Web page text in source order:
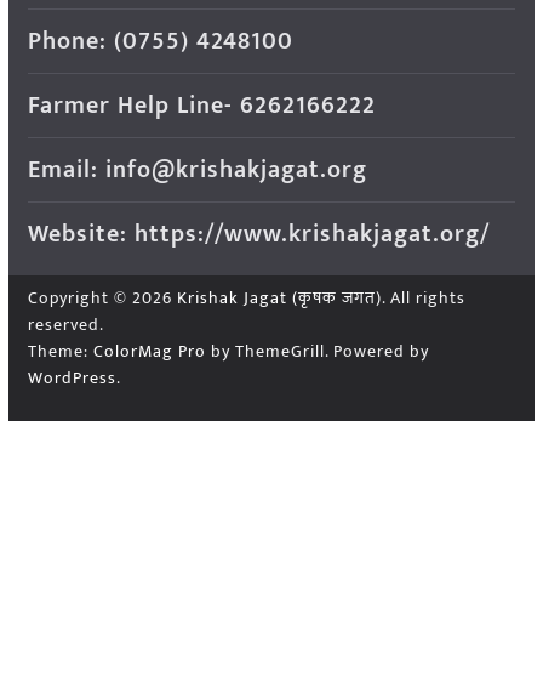
Phone: (0755) 4248100
Farmer Help Line- 6262166222
Email: info@krishakjagat.org
Website: https://www.krishakjagat.org/
Copyright © 2026 Krishak Jagat (कृषक जगत). All rights
reserved.
Theme: ColorMag Pro by ThemeGrill. Powered by
WordPress.